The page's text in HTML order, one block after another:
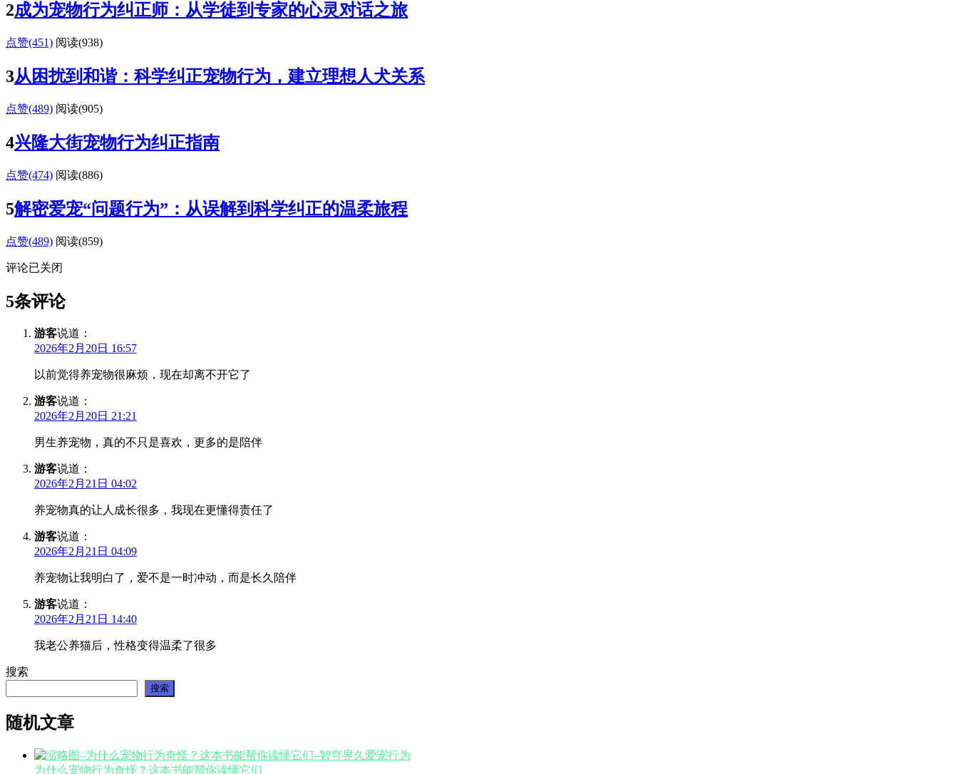
2成为宠物行为纠正师：从学徒到专家的心灵对话之旅
点赞(451) 阅读(938)
3从困扰到和谐：科学纠正宠物行为，建立理想人犬关系
点赞(489) 阅读(905)
4兴隆大街宠物行为纠正指南
点赞(474) 阅读(886)
5解密爱宠“问题行为”：从误解到科学纠正的温柔旅程
点赞(489) 阅读(859)
评论已关闭
5条评论
游客说道：
2026年2月20日 16:57
以前觉得养宠物很麻烦，现在却离不开它了
游客说道：
2026年2月20日 21:21
男生养宠物，真的不只是喜欢，更多的是陪伴
游客说道：
2026年2月21日 04:02
养宠物真的让人成长很多，我现在更懂得责任了
游客说道：
2026年2月21日 04:09
养宠物让我明白了，爱不是一时冲动，而是长久陪伴
游客说道：
2026年2月21日 14:40
我老公养猫后，性格变得温柔了很多
搜索
搜索
随机文章
为什么宠物行为奇怪？这本书能帮你读懂它们